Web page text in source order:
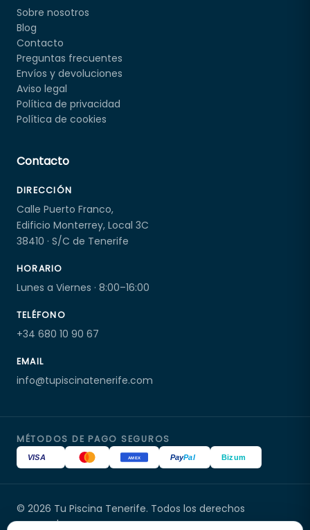
Sobre nosotros
Blog
Contacto
Preguntas frecuentes
Envíos y devoluciones
Aviso legal
Política de privacidad
Política de cookies
Contacto
DIRECCIÓN
Calle Puerto Franco,
Edificio Monterrey, Local 3C
38410 · S/C de Tenerife
HORARIO
Lunes a Viernes · 8:00–16:00
TELÉFONO
+34 680 10 90 67
EMAIL
info@tupiscinatenerife.com
MÉTODOS DE PAGO SEGUROS
VISA AMEX PayPal Bizum
© 2026 Tu Piscina Tenerife. Todos los derechos
reservados.
Tu Piscina Tenerife
En línea